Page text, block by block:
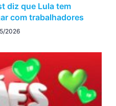
diz que Lula tem
com trabalhadores
2026